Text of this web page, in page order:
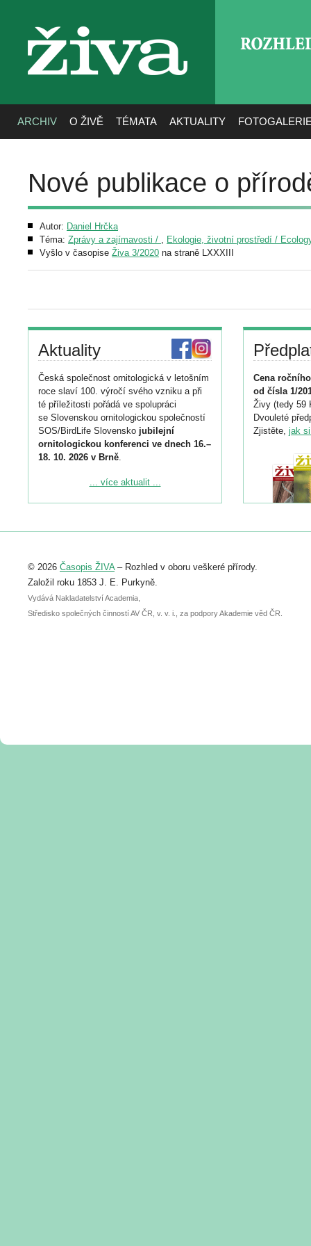
živa
ARCHIV O ŽIVĚ TÉMATA AKTUALITY
Nové publikace o
Autor: Daniel Hrčka
Téma: Zprávy a zajímavosti / , Ekologie, životní prostředí /
Vyšlo v časopise Živa 3/2020 na straně LXXXIII
Aktuality
Česká společnost ornitologická v letošním
roce slaví 100. výročí svého vzniku a při
té příležitosti pořádá ve spolupráci
se Slovenskou ornitologickou společností
SOS/BirdLife Slovensko jubilejní
ornitologickou konferenci ve dnech 16.–
18. 10. 2026 v Brně.
Podrobnější informace ke konferenci
Registrovat se můžete do 6. září.
abstraktu přihlášené přednášky nebo
posteru je už 30. června.
... více aktualit ...
Cena
od čísla 1/
Živy (tedy 59
Dvouleté
Zjistěte, jak
© 2026 Časopis ŽIVA– Rozhled v oboru veškeré přírody.
Založil roku 1853 J. E. Purkyně.
Vydává Nakladatelství Academia,
Středisko společných činností AV ČR, v. v. i., za podpory Akademie věd ČR.